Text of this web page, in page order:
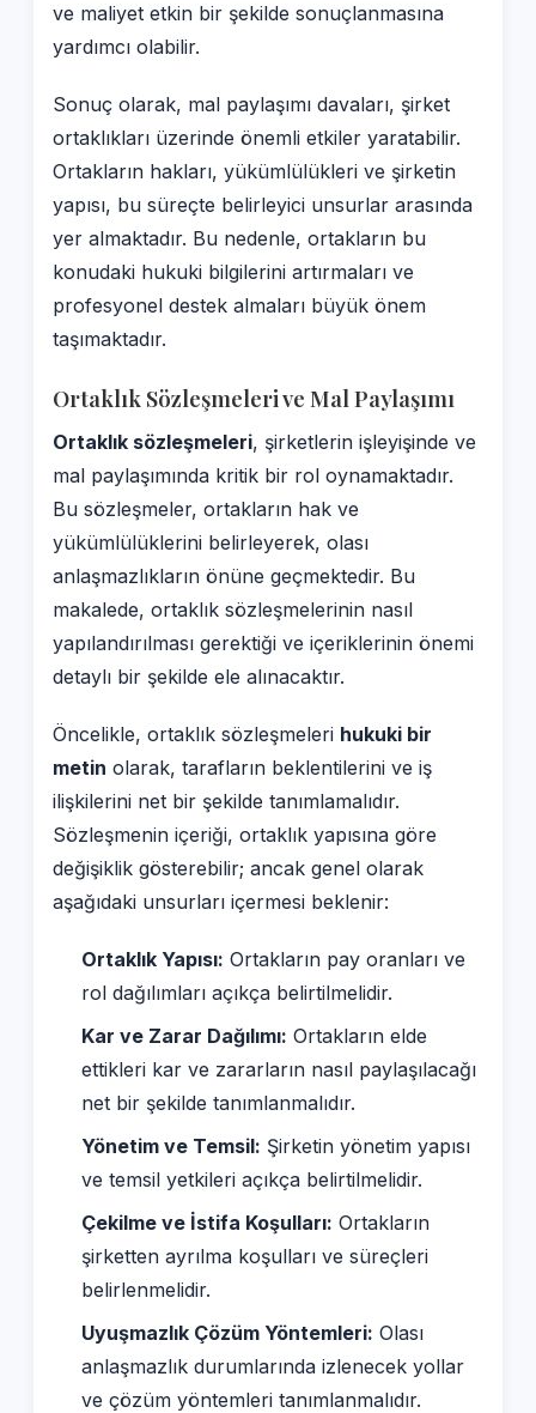
ve maliyet etkin bir şekilde sonuçlanmasına
yardımcı olabilir.
Sonuç olarak, mal paylaşımı davaları, şirket
ortaklıkları üzerinde önemli etkiler yaratabilir.
Ortakların hakları, yükümlülükleri ve şirketin
yapısı, bu süreçte belirleyici unsurlar arasında
yer almaktadır. Bu nedenle, ortakların bu
konudaki hukuki bilgilerini artırmaları ve
profesyonel destek almaları büyük önem
taşımaktadır.
Ortaklık Sözleşmeleri ve Mal Paylaşımı
Ortaklık sözleşmeleri, şirketlerin işleyişinde ve
mal paylaşımında kritik bir rol oynamaktadır.
Bu sözleşmeler, ortakların hak ve
yükümlülüklerini belirleyerek, olası
anlaşmazlıkların önüne geçmektedir. Bu
makalede, ortaklık sözleşmelerinin nasıl
yapılandırılması gerektiği ve içeriklerinin önemi
detaylı bir şekilde ele alınacaktır.
Öncelikle, ortaklık sözleşmeleri hukuki bir
metin olarak, tarafların beklentilerini ve iş
ilişkilerini net bir şekilde tanımlamalıdır.
Sözleşmenin içeriği, ortaklık yapısına göre
değişiklik gösterebilir; ancak genel olarak
aşağıdaki unsurları içermesi beklenir:
Ortaklık Yapısı: Ortakların pay oranları ve
rol dağılımları açıkça belirtilmelidir.
Kar ve Zarar Dağılımı: Ortakların elde
ettikleri kar ve zararların nasıl paylaşılacağı
net bir şekilde tanımlanmalıdır.
Yönetim ve Temsil: Şirketin yönetim yapısı
ve temsil yetkileri açıkça belirtilmelidir.
Çekilme ve İstifa Koşulları: Ortakların
şirketten ayrılma koşulları ve süreçleri
belirlenmelidir.
Uyuşmazlık Çözüm Yöntemleri: Olası
anlaşmazlık durumlarında izlenecek yollar
ve çözüm yöntemleri tanımlanmalıdır.